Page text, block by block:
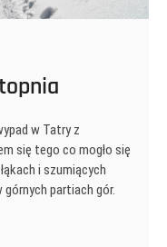
w Tatry z
się tego co mogło się
i szumiących
partiach gór.